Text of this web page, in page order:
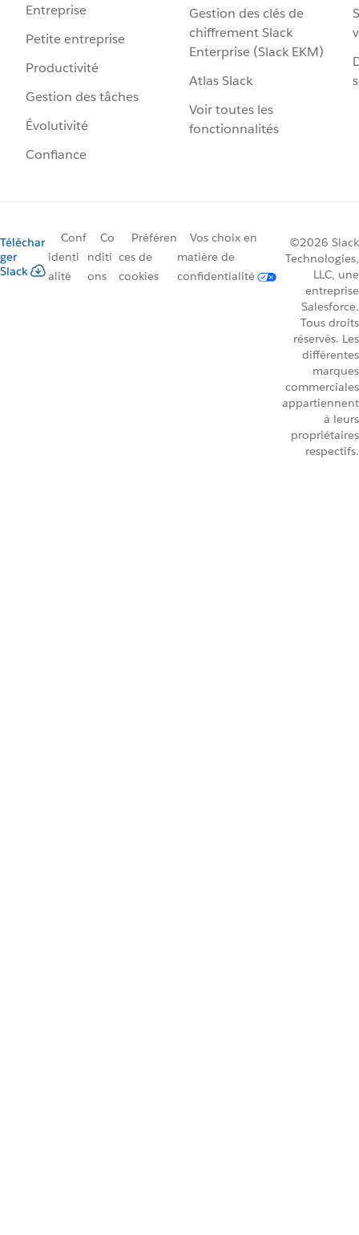
Entreprise
Petite entreprise
Productivité
Gestion des tâches
Évolutivité
Confiance
Gestion des clés de
chiffrement Slack
Enterprise (Slack EKM)
Atlas Slack
Voir toutes les
fonctionnalités
Téléchar
ger
Slack
Conf
identi
alité
Co
nditi
ons
Préféren
ces de
cookies
Vos choix en
matière de
confidentialité
©2026 Slack
Technologies,
LLC, une
entreprise
Salesforce.
Tous droits
réservés. Les
différentes
marques
commerciales
appartiennent
à leurs
propriétaires
respectifs.